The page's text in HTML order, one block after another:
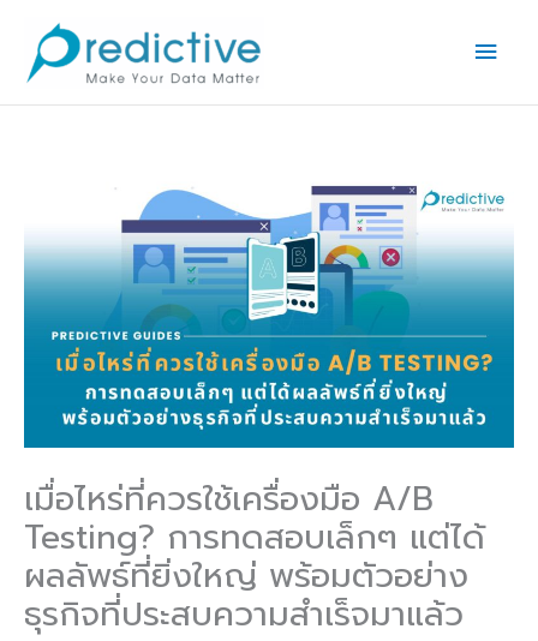
content
เมื่อไหร่ที่ควรใช้เครื่องมือ A/B
Testing? การทดสอบเล็กๆ แต่ได้
ผลลัพธ์ที่ยิ่งใหญ่ พร้อมตัวอย่าง
ธุรกิจที่ประสบความสำเร็จมาแล้ว